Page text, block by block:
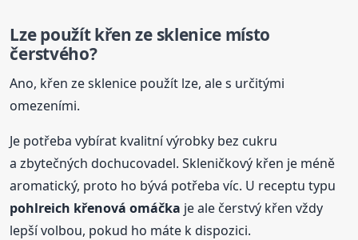
Lze použít křen ze sklenice místo
čerstvého?
Ano, křen ze sklenice použít lze, ale s určitými
omezeními.
Je potřeba vybírat kvalitní výrobky bez cukru
a zbytečných dochucovadel. Skleničkový křen je méně
aromatický, proto ho bývá potřeba víc. U receptu typu
pohlreich křenová omáčka je ale čerstvý křen vždy
lepší volbou, pokud ho máte k dispozici.